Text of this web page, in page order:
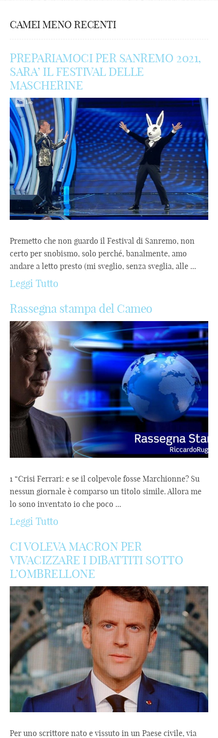
CAMEI MENO RECENTI
PREPARIAMOCI PER SANREMO 2021,
SARA’ IL FESTIVAL DELLE
MASCHERINE
Premetto che non guardo il Festival di Sanremo, non
certo per snobismo, solo perché, banalmente, amo
andare a letto presto (mi sveglio, senza sveglia, alle ...
Leggi Tutto
Rassegna stampa del Cameo
1 “Crisi Ferrari: e se il colpevole fosse Marchionne? Su
nessun giornale è comparso un titolo simile. Allora me
lo sono inventato io che poco ...
Leggi Tutto
CI VOLEVA MACRON PER
VIVACIZZARE I DIBATTITI SOTTO
L’OMBRELLONE
Per uno scrittore nato e vissuto in un Paese civile, via